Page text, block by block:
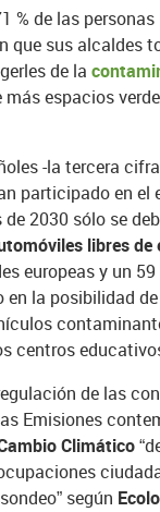
% de las personas
que sus alcaldes
de la
más espacios
-la tercera
participado en el
2030 sólo se
libres de
europeas y un 59
en la posibilidad
centros
de las
Emisiones
Climático
según